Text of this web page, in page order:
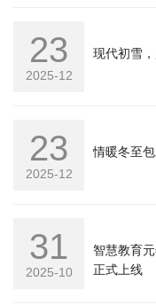
23
2025-12
现代初雪
23
2025-12
情暖冬至
31
2025-10
智慧教育
正式上线